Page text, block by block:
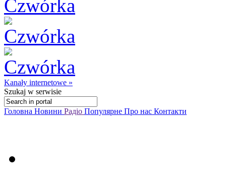
Kanały internetowe »
Szukaj w serwisie
Головна Новини Радіо Популярне Про нас Контакти